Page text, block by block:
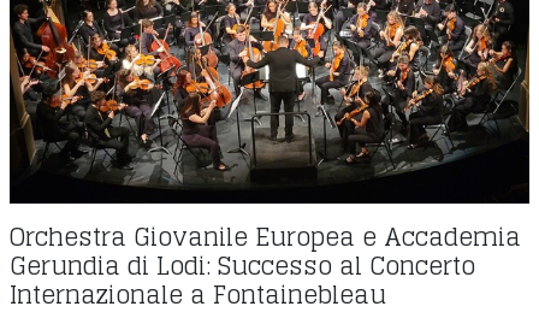
Orchestra Giovanile Europea e Accademia
Gerundia di Lodi: Successo al Concerto
Internazionale a Fontainebleau